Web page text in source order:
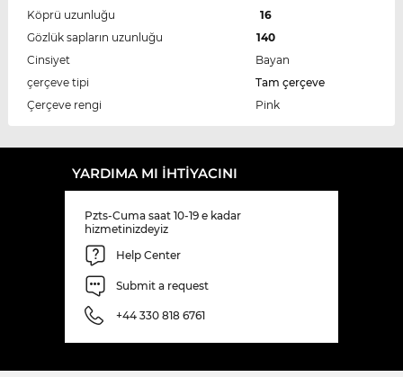
Köprü uzunluğu
16
Gözlük sapların uzunluğu
140
Cinsiyet
Bayan
çerçeve tipi
Tam çerçeve
Çerçeve rengi
Pink
YARDIMA MI IHTIYACINI
Pzts-Cuma saat 10-19 e kadar
hizmetinizdeyiz
Help Center
Submit a request
+44 330 818 6761